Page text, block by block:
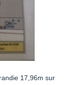
17,96m sur